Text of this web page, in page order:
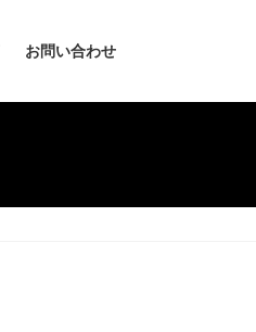
お問い合わせ